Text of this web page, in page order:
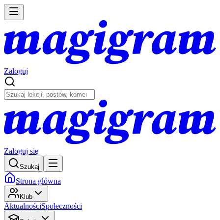
Zaloguj
Zaloguj się
Szukaj
Strona główna
Klub
AktualnościSpołeczności